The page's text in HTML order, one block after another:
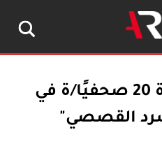
أريج تطور مهارة 20 صحفيًا/ة في
القصصي"